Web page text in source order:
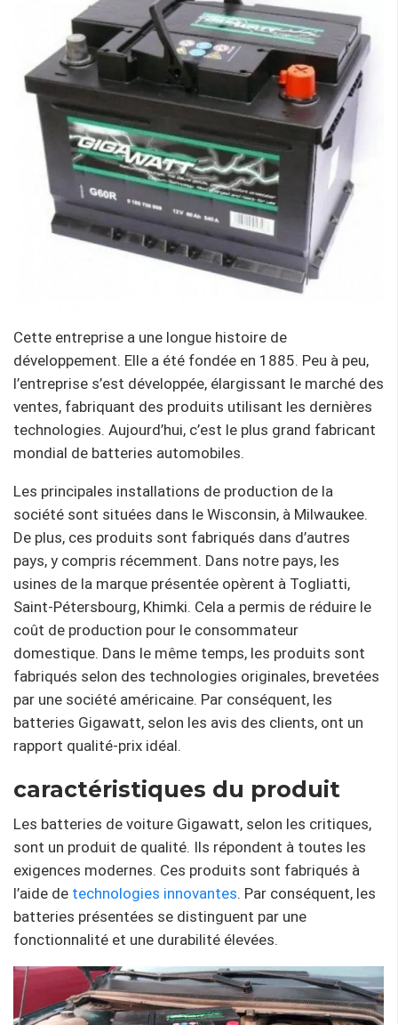
Cette entreprise a une longue histoire de
développement. Elle a été fondée en 1885. Peu à peu,
l’entreprise s’est développée, élargissant le marché des
ventes, fabriquant des produits utilisant les dernières
technologies. Aujourd’hui, c’est le plus grand fabricant
mondial de batteries automobiles.
Les principales installations de production de la
société sont situées dans le Wisconsin, à Milwaukee.
De plus, ces produits sont fabriqués dans d’autres
pays, y compris récemment. Dans notre pays, les
usines de la marque présentée opèrent à Togliatti,
Saint-Pétersbourg, Khimki. Cela a permis de réduire le
coût de production pour le consommateur
domestique. Dans le même temps, les produits sont
fabriqués selon des technologies originales, brevetées
par une société américaine. Par conséquent, les
batteries Gigawatt, selon les avis des clients, ont un
rapport qualité-prix idéal.
caractéristiques du produit
Les batteries de voiture Gigawatt, selon les critiques,
sont un produit de qualité. Ils répondent à toutes les
exigences modernes. Ces produits sont fabriqués à
l’aide de technologies innovantes. Par conséquent, les
batteries présentées se distinguent par une
fonctionnalité et une durabilité élevées.